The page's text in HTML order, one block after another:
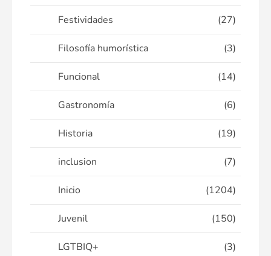
Festividades (27)
Filosofía humorística (3)
Funcional (14)
Gastronomía (6)
Historia (19)
inclusion (7)
Inicio (1204)
Juvenil (150)
LGTBIQ+ (3)